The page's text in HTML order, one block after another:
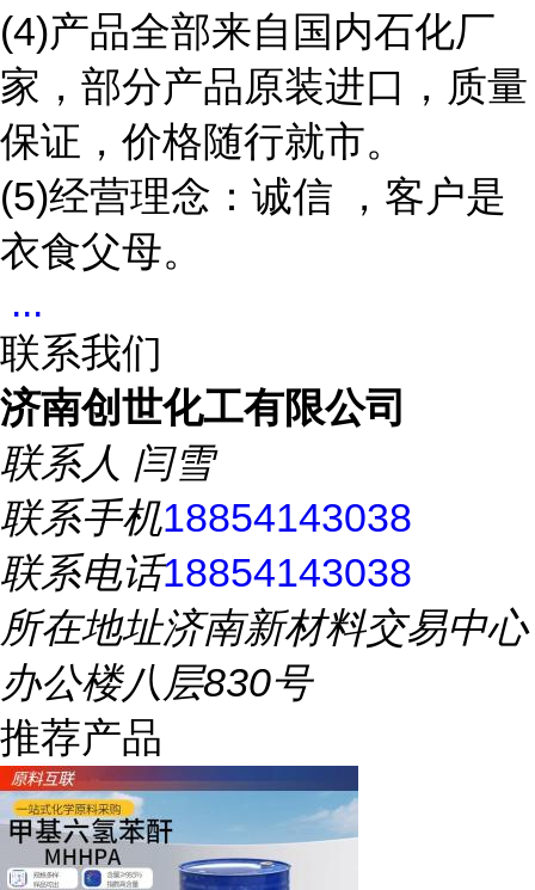
(4)产品全部来自国内石化厂
家，部分产品原装进口，质量
保证，价格随行就市。
(5)经营理念：诚信 ，客户是
衣食父母。
...
联系我们
济南创世化工有限公司
联系人 闫雪
联系手机18854143038
联系电话18854143038
所在地址济南新材料交易中心
办公楼八层830号
推荐产品